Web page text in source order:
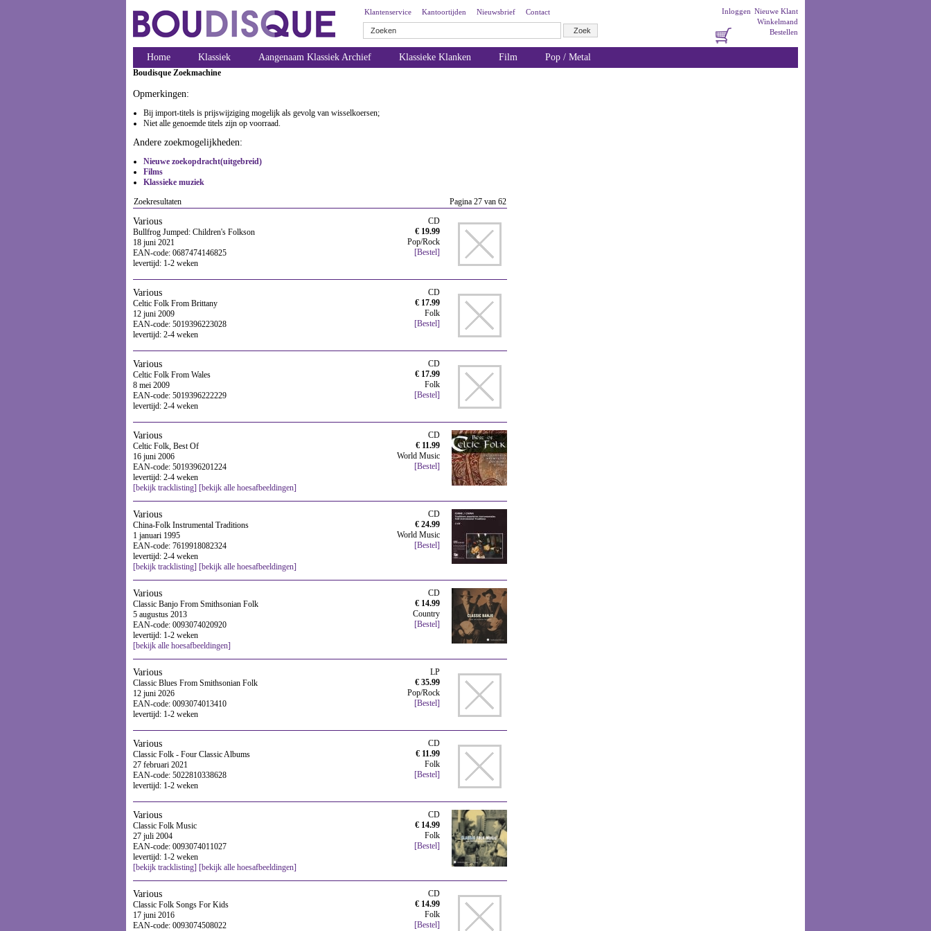
Klantenservice Kantoortijden Nieuwsbrief Contact Nieuwe Klant
Inloggen
Winkelmand
Bestellen
Home Klassiek Aangenaam Klassiek Archief Klassieke Klanken Film Pop / Metal
Boudisque Zoekmachine
Opmerkingen:
Bij import-titels is prijswijziging mogelijk als gevolg van wisselkoersen;
Niet alle genoemde titels zijn op voorraad.
Andere zoekmogelijkheden:
Nieuwe zoekopdracht(uitgebreid)
Films
Klassieke muziek
Zoekresultaten
Pagina 27 van 62
Various
Bullfrog Jumped: Children's Folkson
18 juni 2021
EAN-code: 0687474146825
levertijd: 1-2 weken
CD
€ 19.99
Pop/Rock
[Bestel]
Various
Celtic Folk From Brittany
12 juni 2009
EAN-code: 5019396223028
levertijd: 2-4 weken
CD
€ 17.99
Folk
[Bestel]
Various
Celtic Folk From Wales
8 mei 2009
EAN-code: 5019396222229
levertijd: 2-4 weken
CD
€ 17.99
Folk
[Bestel]
Various
Celtic Folk, Best Of
16 juni 2006
EAN-code: 5019396201224
levertijd: 2-4 weken
[bekijk tracklisting] [bekijk alle hoesafbeeldingen]
CD
€ 11.99
World Music
[Bestel]
Various
China-Folk Instrumental Traditions
1 januari 1995
EAN-code: 7619918082324
levertijd: 2-4 weken
[bekijk tracklisting] [bekijk alle hoesafbeeldingen]
CD
€ 24.99
World Music
[Bestel]
Various
Classic Banjo From Smithsonian Folk
5 augustus 2013
EAN-code: 0093074020920
levertijd: 1-2 weken
[bekijk alle hoesafbeeldingen]
CD
€ 14.99
Country
[Bestel]
Various
Classic Blues From Smithsonian Folk
12 juni 2026
EAN-code: 0093074013410
levertijd: 1-2 weken
LP
€ 35.99
Pop/Rock
[Bestel]
Various
Classic Folk - Four Classic Albums
27 februari 2021
EAN-code: 5022810338628
levertijd: 1-2 weken
CD
€ 11.99
Folk
[Bestel]
Various
Classic Folk Music
27 juli 2004
EAN-code: 0093074011027
levertijd: 1-2 weken
[bekijk tracklisting] [bekijk alle hoesafbeeldingen]
CD
€ 14.99
Folk
[Bestel]
Various
Classic Folk Songs For Kids
17 juni 2016
EAN-code: 0093074508022
CD
€ 14.99
Folk
[Bestel]